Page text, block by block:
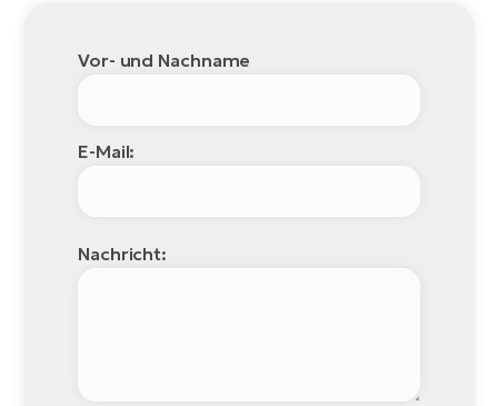
Vor- und Nachname
E-Mail:
Nachricht: